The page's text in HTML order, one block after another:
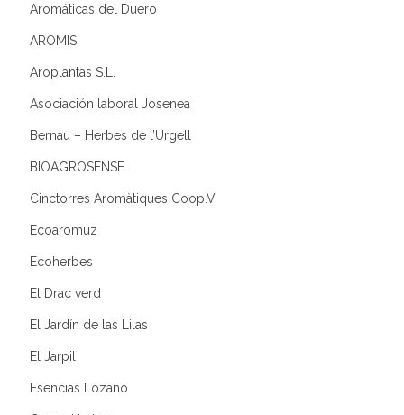
Aromáticas del Duero
AROMIS
Aroplantas S.L.
Asociación laboral Josenea
Bernau – Herbes de l’Urgell
BIOAGROSENSE
Cinctorres Aromàtiques Coop.V.
Ecoaromuz
Ecoherbes
El Drac verd
El Jardín de las Lilas
El Jarpil
Esencias Lozano